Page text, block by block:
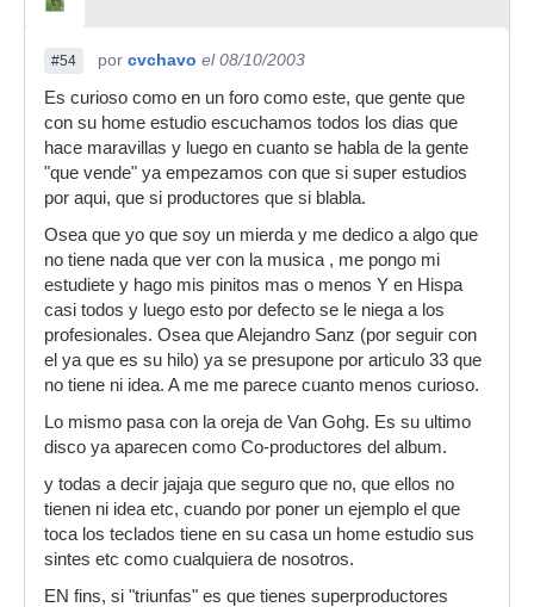
#54 por cvchavo el 08/10/2003
Es curioso como en un foro como este, que gente que
con su home estudio escuchamos todos los dias que
hace maravillas y luego en cuanto se habla de la gente
"que vende" ya empezamos con que si super estudios
por aqui, que si productores que si blabla.
Osea que yo que soy un mierda y me dedico a algo que
no tiene nada que ver con la musica , me pongo mi
estudiete y hago mis pinitos mas o menos Y en Hispa
casi todos y luego esto por defecto se le niega a los
profesionales. Osea que Alejandro Sanz (por seguir con
el ya que es su hilo) ya se presupone por articulo 33 que
no tiene ni idea. A me me parece cuanto menos curioso.
Lo mismo pasa con la oreja de Van Gohg. Es su ultimo
disco ya aparecen como Co-productores del album.
y todas a decir jajaja que seguro que no, que ellos no
tienen ni idea etc, cuando por poner un ejemplo el que
toca los teclados tiene en su casa un home estudio sus
sintes etc como cualquiera de nosotros.
EN fins, si "triunfas" es que tienes superproductores